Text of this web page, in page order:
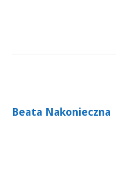
Beata Nakonieczna